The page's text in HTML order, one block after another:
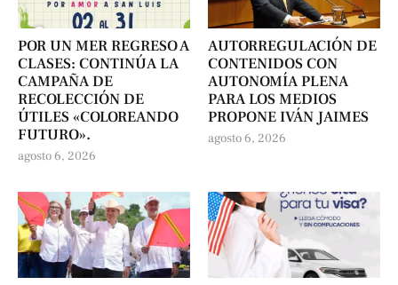
POR UN MER REGRESO A
CLASES: CONTINÚA LA
CAMPAÑA DE
RECOLECCIÓN DE
ÚTILES «COLOREANDO
FUTURO».
agosto 6, 2026
AUTORREGULACIÓN DE
CONTENIDOS CON
AUTONOMÍA PLENA
PARA LOS MEDIOS
PROPONE IVÁN JAIMES
agosto 6, 2026